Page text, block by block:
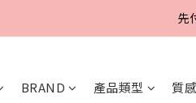
先
BRAND 產品類型 質